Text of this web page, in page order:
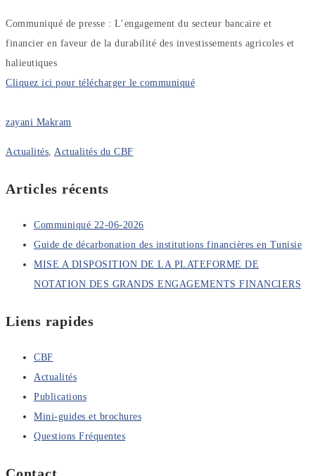
Communiqué de presse : L’engagement du secteur bancaire et
financier en faveur de la durabilité des investissements agricoles et
halieutiques
Cliquez ici pour télécharger le communiqué
zayani Makram
Actualités Actualités du CBF
Articles récents
Communiqué 22-06-2026
Guide de décarbonation des institutions financières en Tunisie
MISE A DISPOSITION DE LA PLATEFORME DE
NOTATION DES GRANDS ENGAGEMENTS FINANCIERS
Liens rapides
CBF
Actualités
Publications
Mini-guides et brochures
Questions Fréquentes